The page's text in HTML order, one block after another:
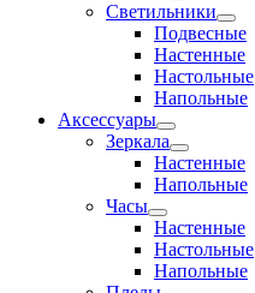
Светильники
Подвесные
Настенные
Настольные
Напольные
Аксессуары
Зеркала
Настенные
Напольные
Часы
Настенные
Настольные
Напольные